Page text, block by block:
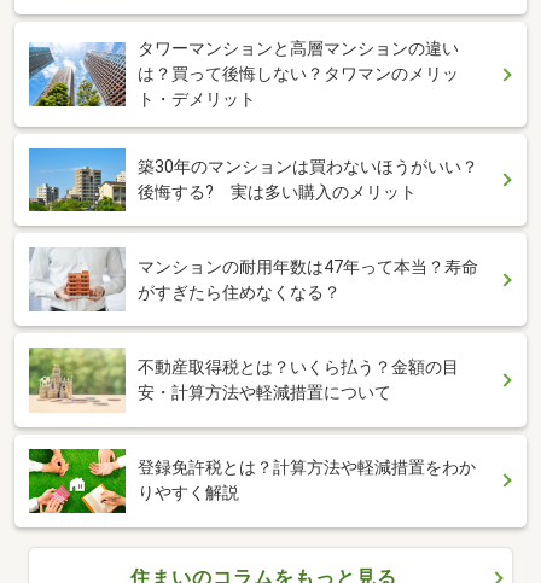
タワーマンションと高層マンションの違い
は？買って後悔しない？タワマンのメリッ
ト・デメリット
築30年のマンションは買わないほうがいい？
後悔する? 実は多い購入のメリット
マンションの耐用年数は47年って本当？寿命
がすぎたら住めなくなる？
不動産取得税とは？いくら払う？金額の目
安・計算方法や軽減措置について
登録免許税とは？計算方法や軽減措置をわか
りやすく解説
住まいのコラムをもっと見る